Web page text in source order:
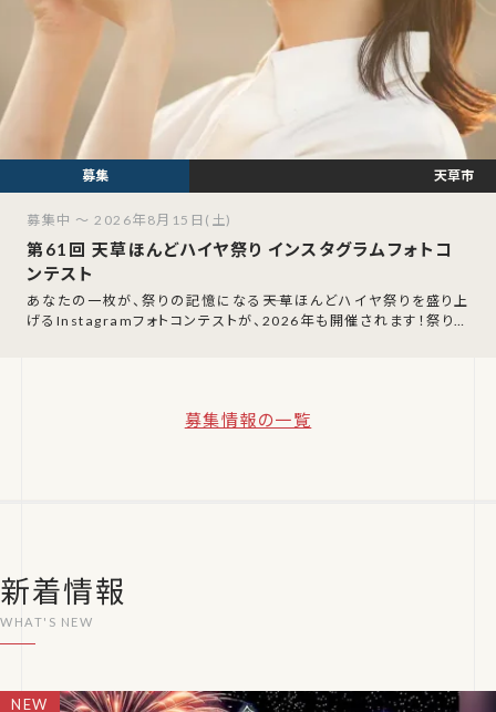
第61回 天草ほんどハイヤ祭り インスタグラムフォトコ
ンテスト
あなたの一枚が、祭りの記憶になる――天草ほんどハイヤ祭りを盛り上
げるInstagramフォトコンテストが、2026年も開催されます！祭り当
天草市
募集中 ～ 2026年8月15日(土)
募集情報の一覧
新着情報